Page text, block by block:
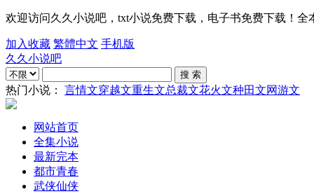
欢迎访问久久小说吧，txt小说免费下载，电子书免费下载！全
加入收藏 繁體中文 手机版
久久小说吧
热门小说： 言情文穿越文重生文总裁文花火文种田文网游文
网站首页
全集小说
最新完本
都市青春
武侠仙侠